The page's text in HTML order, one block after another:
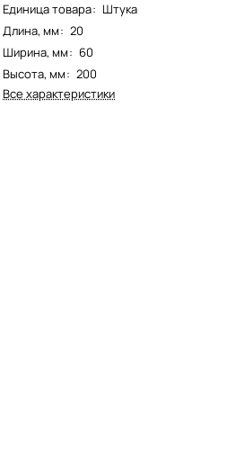
Единица товара: Штука
Длина, мм: 20
Ширина, мм: 60
Высота, мм: 200
Все характеристики